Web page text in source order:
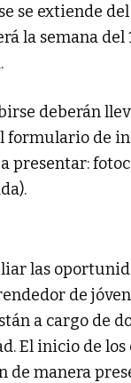
se extiende
la semana
deberán
de
presentar:
las
de
a cargo de
El inicio de los
de manera